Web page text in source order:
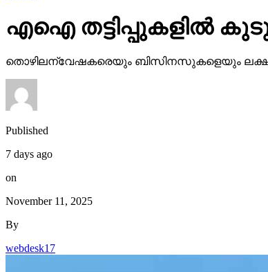
എഐ തട്ടിപ്പുകളില്‍
തൊഴിലന്വേഷകരെയും ബിസിനസുകളെയും
Published
7 days ago
on
November 11, 2025
By
webdesk17